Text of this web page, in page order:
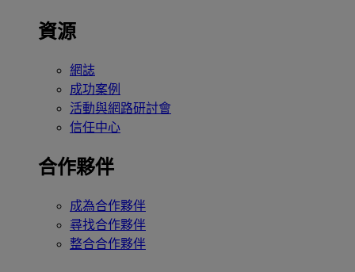
資源
網誌
成功案例
活動與網路研討會
信任中心
合作夥伴
成為合作夥伴
尋找合作夥伴
整合合作夥伴